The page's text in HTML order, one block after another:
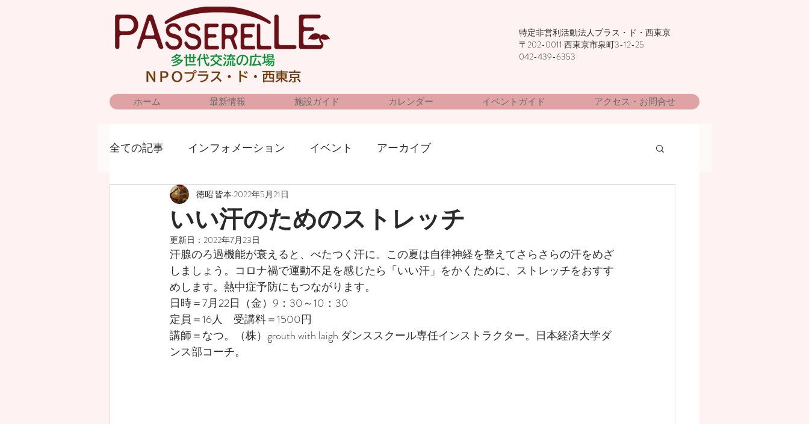
特定非営利活動法人プラス・ド・西東京
〒202-0011 西東京市泉町3-12-25
042-439-6353
ホーム 最新情報 施設ガイド カレンダー イベントガイド アクセス・お問合せ
全ての記事 インフォメーション イベント アーカイブ
いい汗のためのストレッチ
徳昭 皆本 2022年5月21日
更新日： 2022年7月23日
汗腺のろ過機能が衰えると、べたつく汗に。この夏は自律神経を整えてさらさらの汗をめざ
しましょう。コロナ禍で運動不足を感じたら「いい汗」をかくために、ストレッチをおすす
めします。熱中症予防にもつながります。
日時＝7月22日（金）9：30～10：30
定員＝16人　受講料＝1500円
講師＝なつ。（株）grouth with laigh ダンススクール専任インストラクター。日本経済大学ダ
ンス部コーチ。